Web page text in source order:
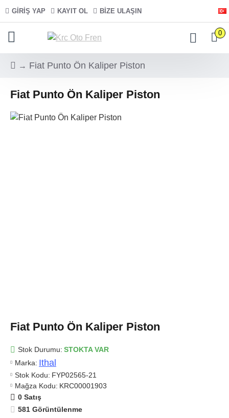
GIRIŞ YAP KAYIT OL BIZE ULAŞIN
0
Fiat Punto Ön Kaliper Piston
Fiat Punto Ön Kaliper Piston
Fiat Punto Ön Kaliper Piston
Stok Durumu: STOKTA VAR
Marka: Ithal
Stok Kodu: FYP02565-21
Mağza Kodu: KRC00001903
0 Satış
581 Görüntülenme